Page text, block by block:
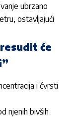
ubrzano
ostavljajući
će
i čvrsti
njenih bivših